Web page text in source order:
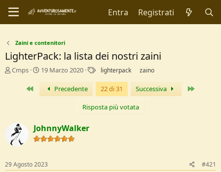
Entra Registrati
Zaini e contenitori
LighterPack: la lista dei nostri zaini
C
r
e
D
c
Cmps
D
a
n
i
o
19 Marzo 2020 lighterpack zaino
Primo Precedente 22 di 31 Successiva
Risposta più votata
JohnnyWalker
29 Agosto 2023 #421